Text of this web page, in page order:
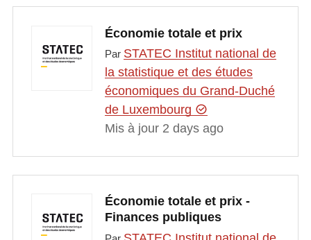
Économie totale et prix
Par STATEC Institut national de
la statistique et des études
économiques du Grand-Duché
de Luxembourg
Mis à jour 2 days ago
Économie totale et prix -
Finances publiques